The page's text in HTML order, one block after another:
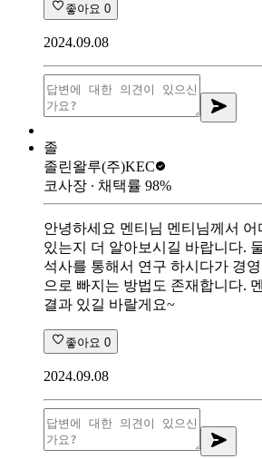
좋아요 0
2024.09.08
졸
졸린왈루(주)KEC
코사장 ∙ 채택률 98%
안녕하세요 멘티님 멘티님께서 어
있는지 더 알아보시길 바랍니다.
석사를 통해서 연구 하시다가 경
으로 빠지는 방법도 존재합니다.
결과 있길 바랄게요~
좋아요 0
2024.09.08